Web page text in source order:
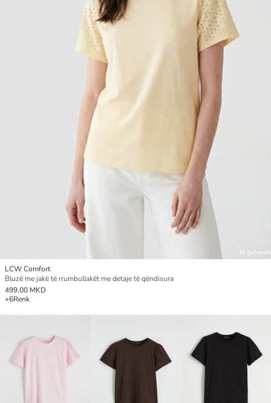
LCW Comfort
Bluzë me jakë të rrumbullakët me detaje të qëndisura
499,00 MKD
+6Renk